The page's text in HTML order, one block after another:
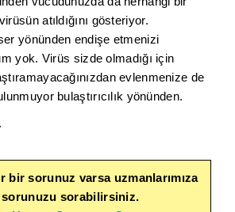
atıldığını gösteriyor.
yönünden endişe etmenizi
yok. Virüs sizde olmadığı için
evlenmenize de
bulaştırıcılık yönünden.
bir sorunuz varsa uzmanlarımıza
sorunuzu sorabilirsiniz.